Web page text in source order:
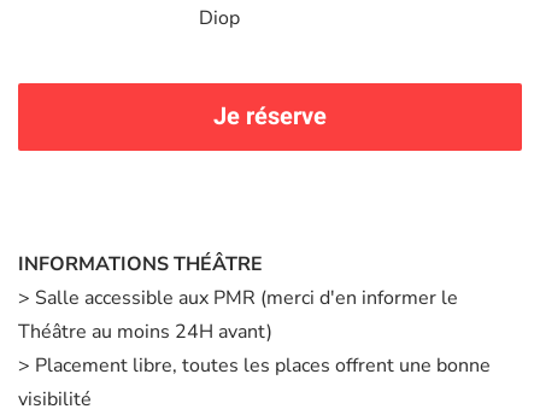
Diop
Je réserve
INFORMATIONS THÉÂTRE
> Salle accessible aux PMR (merci d'en informer le
Théâtre au moins 24H avant)
> Placement libre, toutes les places offrent une bonne
visibilité